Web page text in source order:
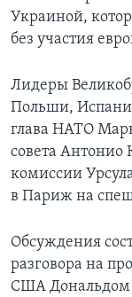
Украиной,
без участия
Лидеры
Польши,
глава НАТО
совета Антонио
комиссии
в Париж на
Обсуждения
разговора на
США Дональдом